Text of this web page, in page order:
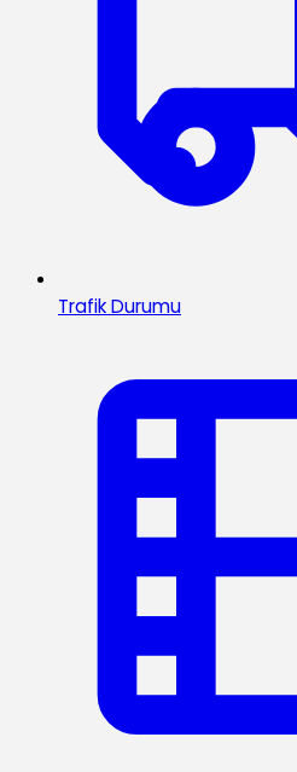
Trafik Durumu